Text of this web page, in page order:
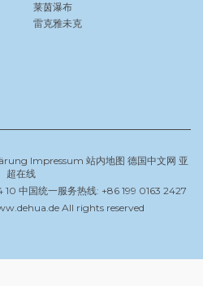
莱茵瀑布
雷克雅未克
Impressum 站内地图 德国中文网 亚
超在线
中国统一服务热线: +86 199 0163 2427
All rights reserved